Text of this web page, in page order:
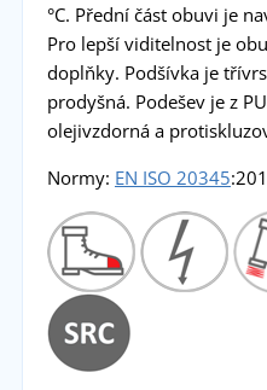
°C. Přední část obuvi je
Pro lepší viditelnost je
doplňky. Podšívka je
prodyšná. Podešev je z
olejivzdorná a
Normy: EN ISO 20345